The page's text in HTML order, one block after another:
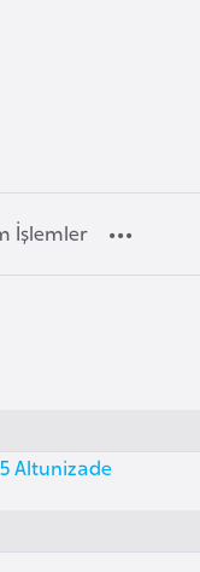
İşlemler
Altunizade